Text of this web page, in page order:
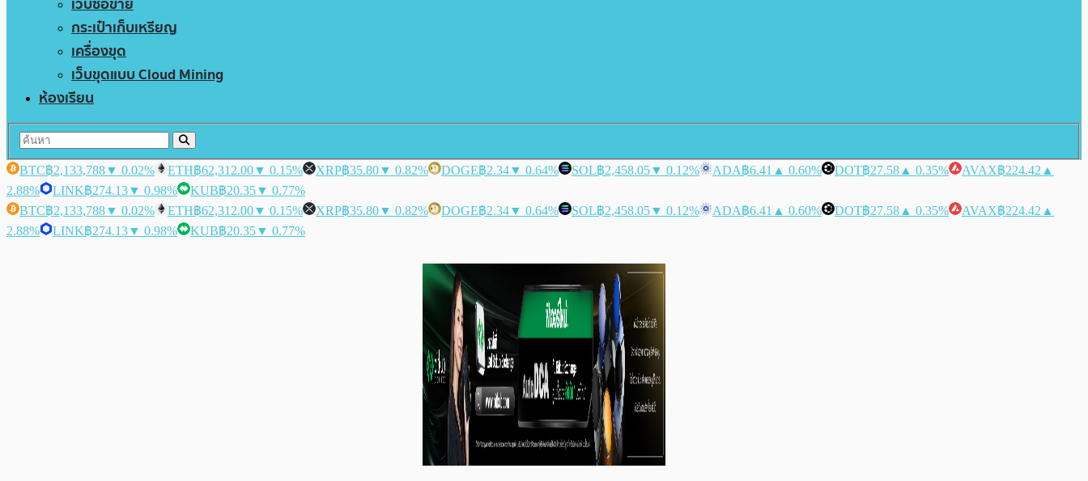
กระเป๋าเก็บเหรียญ
เครื่องขุด
เว็บขุดแบบ Cloud Mining
ห้องเรียน
BTC฿2,133,788▼ 0.02% ETH฿62,312.00▼ 0.15% XRP฿35.80▼ 0.82% DOGE฿2.34▼ 0.64% SOL฿2,458.05▼ 0.12% ADA฿6.41 ▲ 0.60% DOT฿27.58 ▲ 0.35% AVAX฿224.42 ▲
2.88%
LINK฿274.13▼ 0.98% KUB฿20.35▼ 0.77%
BTC฿2,133,788▼ 0.02% ETH฿62,312.00▼ 0.15% XRP฿35.80▼ 0.82% DOGE฿2.34▼ 0.64% SOL฿2,458.05▼ 0.12% ADA฿6.41 ▲ 0.60% DOT฿27.58 ▲ 0.35% AVAX฿224.42 ▲
2.88%
LINK฿274.13▼ 0.98% KUB฿20.35▼ 0.77%